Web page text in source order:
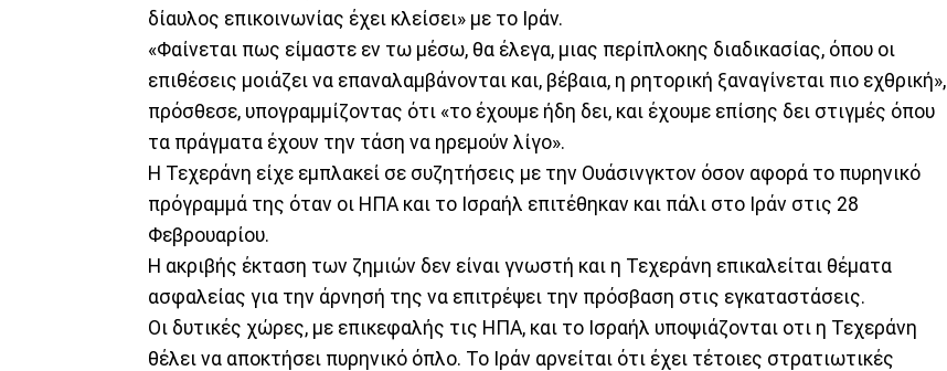
δίαυλος επικοινωνίας έχει κλείσει» με το Ιράν.
«Φαίνεται πως είμαστε εν τω μέσω, θα έλεγα, μιας περίπλοκης διαδικασίας, όπου οι
επιθέσεις μοιάζει να επαναλαμβάνονται και, βέβαια, η ρητορική ξαναγίνεται πιο εχθρική»,
πρόσθεσε, υπογραμμίζοντας ότι «το έχουμε ήδη δει, και έχουμε επίσης δει στιγμές όπου
τα πράγματα έχουν την τάση να ηρεμούν λίγο».
Η Τεχεράνη είχε εμπλακεί σε συζητήσεις με την Ουάσινγκτον όσον αφορά το πυρηνικό
πρόγραμμά της όταν οι ΗΠΑ και το Ισραήλ επιτέθηκαν και πάλι στο Ιράν στις 28
Φεβρουαρίου.
Η ακριβής έκταση των ζημιών δεν είναι γνωστή και η Τεχεράνη επικαλείται θέματα
ασφαλείας για την άρνησή της να επιτρέψει την πρόσβαση στις εγκαταστάσεις.
Οι δυτικές χώρες, με επικεφαλής τις ΗΠΑ, και το Ισραήλ υποψιάζονται οτι η Τεχεράνη
θέλει να αποκτήσει πυρηνικό όπλο. Το Ιράν αρνείται ότι έχει τέτοιες στρατιωτικές